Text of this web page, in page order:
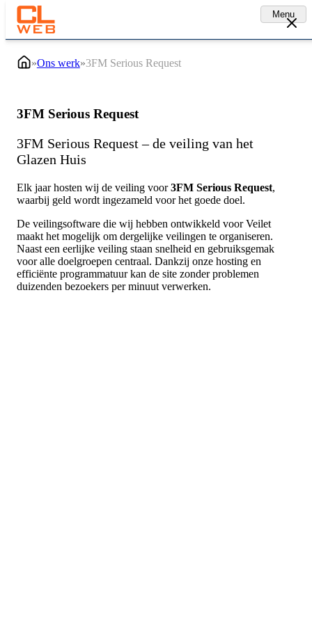
Menu
»Ons werk»3FM Serious Request
3FM Serious Request
3FM Serious Request – de veiling van het
Glazen Huis
Elk jaar hosten wij de veiling voor3FM Serious Request,
waarbij geld wordt ingezameld voor het goede doel.
De veilingsoftware die wij hebben ontwikkeld voor Veilet
maakt het mogelijk om dergelijke veilingen te organiseren.
Naast een eerlijke veiling staan snelheid en gebruiksgemak
voor alle doelgroepen centraal. Dankzij onze hosting en
efficiënte programmatuur kan de site zonder problemen
duizenden bezoekers per minuut verwerken.